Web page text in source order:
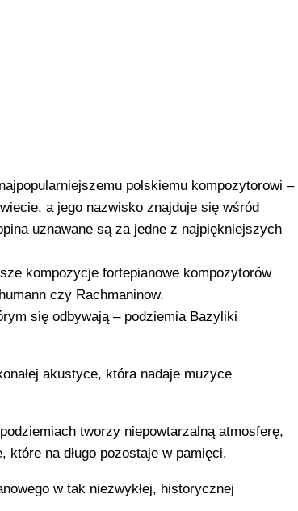
polskiemu kompozytorowi –
a jego nazwisko znajduje się wśród
uznawane są za jedne z najpiękniejszych
kompozycje fortepianowe kompozytorów
czy Rachmaninow.
się odbywają – podziemia Bazyliki
akustyce, która nadaje muzyce
tworzy niepowtarzalną atmosferę,
które na długo pozostaje w pamięci.
w tak niezwykłej, historycznej